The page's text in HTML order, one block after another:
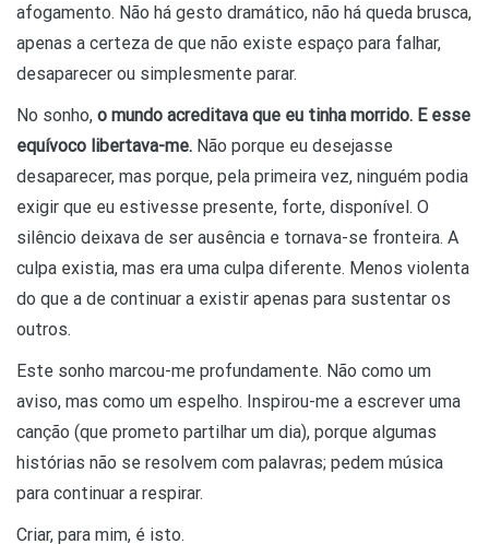
afogamento. Não há gesto dramático, não há queda brusca,
apenas a certeza de que não existe espaço para falhar,
desaparecer ou simplesmente parar.
No sonho, o mundo acreditava que eu tinha morrido. E esse
equívoco libertava-me. Não porque eu desejasse
desaparecer, mas porque, pela primeira vez, ninguém podia
exigir que eu estivesse presente, forte, disponível. O
silêncio deixava de ser ausência e tornava-se fronteira. A
culpa existia, mas era uma culpa diferente. Menos violenta
do que a de continuar a existir apenas para sustentar os
outros.
Este sonho marcou-me profundamente. Não como um
aviso, mas como um espelho. Inspirou-me a escrever uma
canção (que prometo partilhar um dia), porque algumas
histórias não se resolvem com palavras; pedem música
para continuar a respirar.
Criar, para mim, é isto.